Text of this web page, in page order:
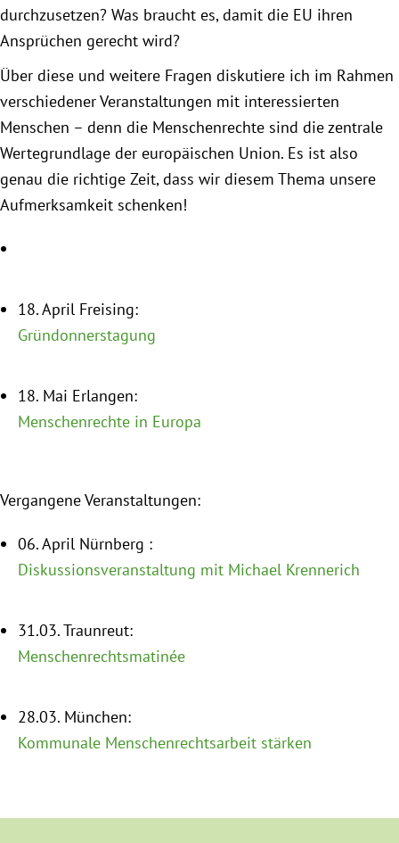
Besuch in Berlin
Praktikum
Patenschaftsprogramm
Bayern
Kontakt
Termine
YouTube
Facebook
durchzusetzen? Was braucht es, damit die EU ihren
Ansprüchen gerecht wird?
Über diese und weitere Fragen diskutiere ich im Rahmen
verschiedener Veranstaltungen mit interessierten
Menschen – denn die Menschenrechte sind die zentrale
Wertegrundlage der europäischen Union. Es ist also
genau die richtige Zeit, dass wir diesem Thema unsere
Aufmerksamkeit schenken!
18. April Freising:
Gründonnerstagung
18. Mai Erlangen:
Menschenrechte in Europa
Vergangene Veranstaltungen:
06. April Nürnberg :
Diskussionsveranstaltung mit Michael Krennerich
31.03. Traunreut:
Menschenrechtsmatinée
28.03. München:
Kommunale Menschenrechtsarbeit stärken